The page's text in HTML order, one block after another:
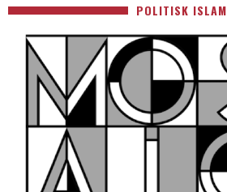
POLITISK ISLAM